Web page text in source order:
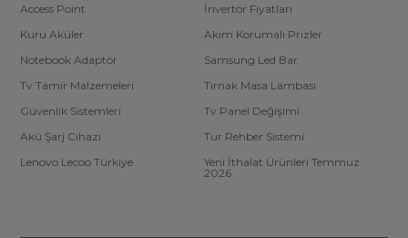
Access Point
İnvertör Fiyatları
Kuru Aküler
Akım Korumalı Prizler
Notebook Adaptör
Samsung Led Bar
Tv Tamir Malzemeleri
Tırnak Masa Lambası
Güvenlik Sistemleri
Tv Panel Değişimi
Akü Şarj Cihazı
Tur Rehber Sistemi
Lenovo Lecoo Türkiye
Yeni İthalat Ürünleri Temmuz
2026